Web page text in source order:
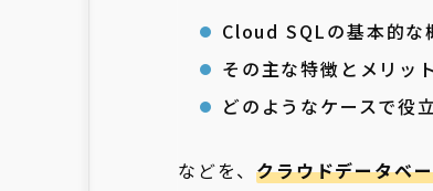
Cloud SQLの基本的な
その主な特徴とメリット
どのようなケースで役
などを、クラウドデータベ